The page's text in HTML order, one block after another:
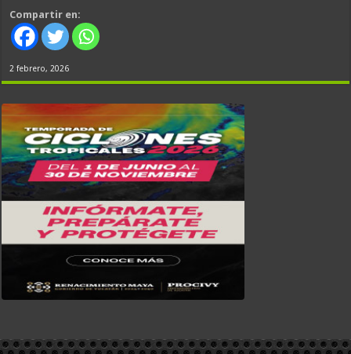
Compartir en:
2 febrero, 2026